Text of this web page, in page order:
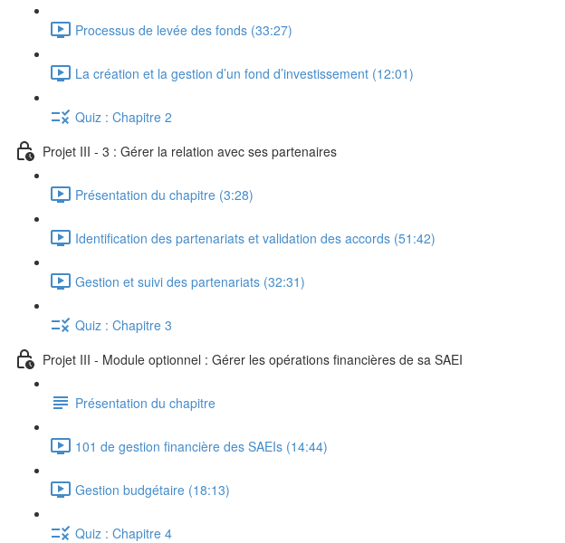
Processus de levée des fonds (33:27)
La création et la gestion d’un fond d’investissement (12:01)
Quiz : Chapitre 2
Projet III - 3 : Gérer la relation avec ses partenaires
Présentation du chapitre (3:28)
Identification des partenariats et validation des accords (51:42)
Gestion et suivi des partenariats (32:31)
Quiz : Chapitre 3
Projet III - Module optionnel : Gérer les opérations financières de sa SAEI
Présentation du chapitre
101 de gestion financière des SAEIs (14:44)
Gestion budgétaire (18:13)
Quiz : Chapitre 4